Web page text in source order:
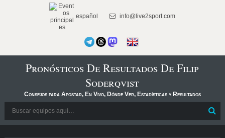
español info@live2sport.com
Pronósticos De Resultados De Filip
Soderqvist
Consejos para Apostar, En Vivo, Dónde Ver, Estadísticas y Resultados